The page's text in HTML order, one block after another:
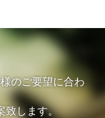
のご要望に合わ
致します。